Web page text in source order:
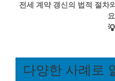
전세 계약 갱신의 법적 절차
다양한 사례로